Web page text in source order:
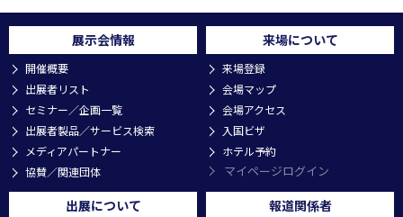
展示会情報
開催概要
出展者リスト
セミナー／企画一覧
出展者製品／サービス検索
メディアパートナー
協賛／関連団体
来場について
来場登録
会場マップ
会場アクセス
入国ビザ
ホテル予約
マイページログイン
出展について 報道関係者